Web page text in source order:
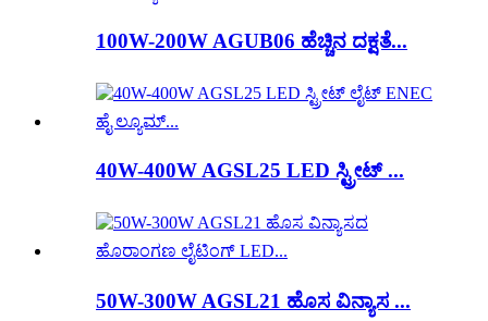
100W-200W AGUB06 ಹೆಚ್ಚಿನ ದಕ್ಷತೆ...
40W-400W AGSL25 LED ಸ್ಟ್ರೀಟ್ ...
50W-300W AGSL21 ಹೊಸ ವಿನ್ಯಾಸ ...